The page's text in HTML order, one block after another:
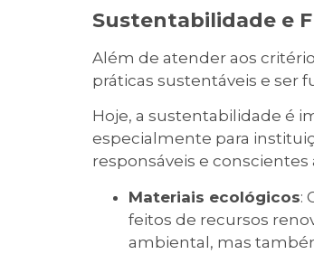
Sustentabilidade e
Além de atender aos
práticas sustentáveis e ser
Hoje, a sustentabilidade é
especialmente para
responsáveis e conscientes
Materiais ecológicos:
feitos de recursos
ambiental, mas